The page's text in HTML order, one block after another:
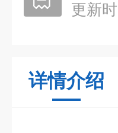
更新时
详情介绍